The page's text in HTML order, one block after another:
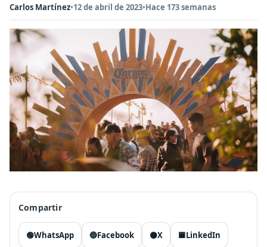
Carlos Martínez•12 de abril de 2023•Hace 173 semanas
Compartir
🟢WhatsApp 🔵Facebook ⚫X 🟦LinkedIn